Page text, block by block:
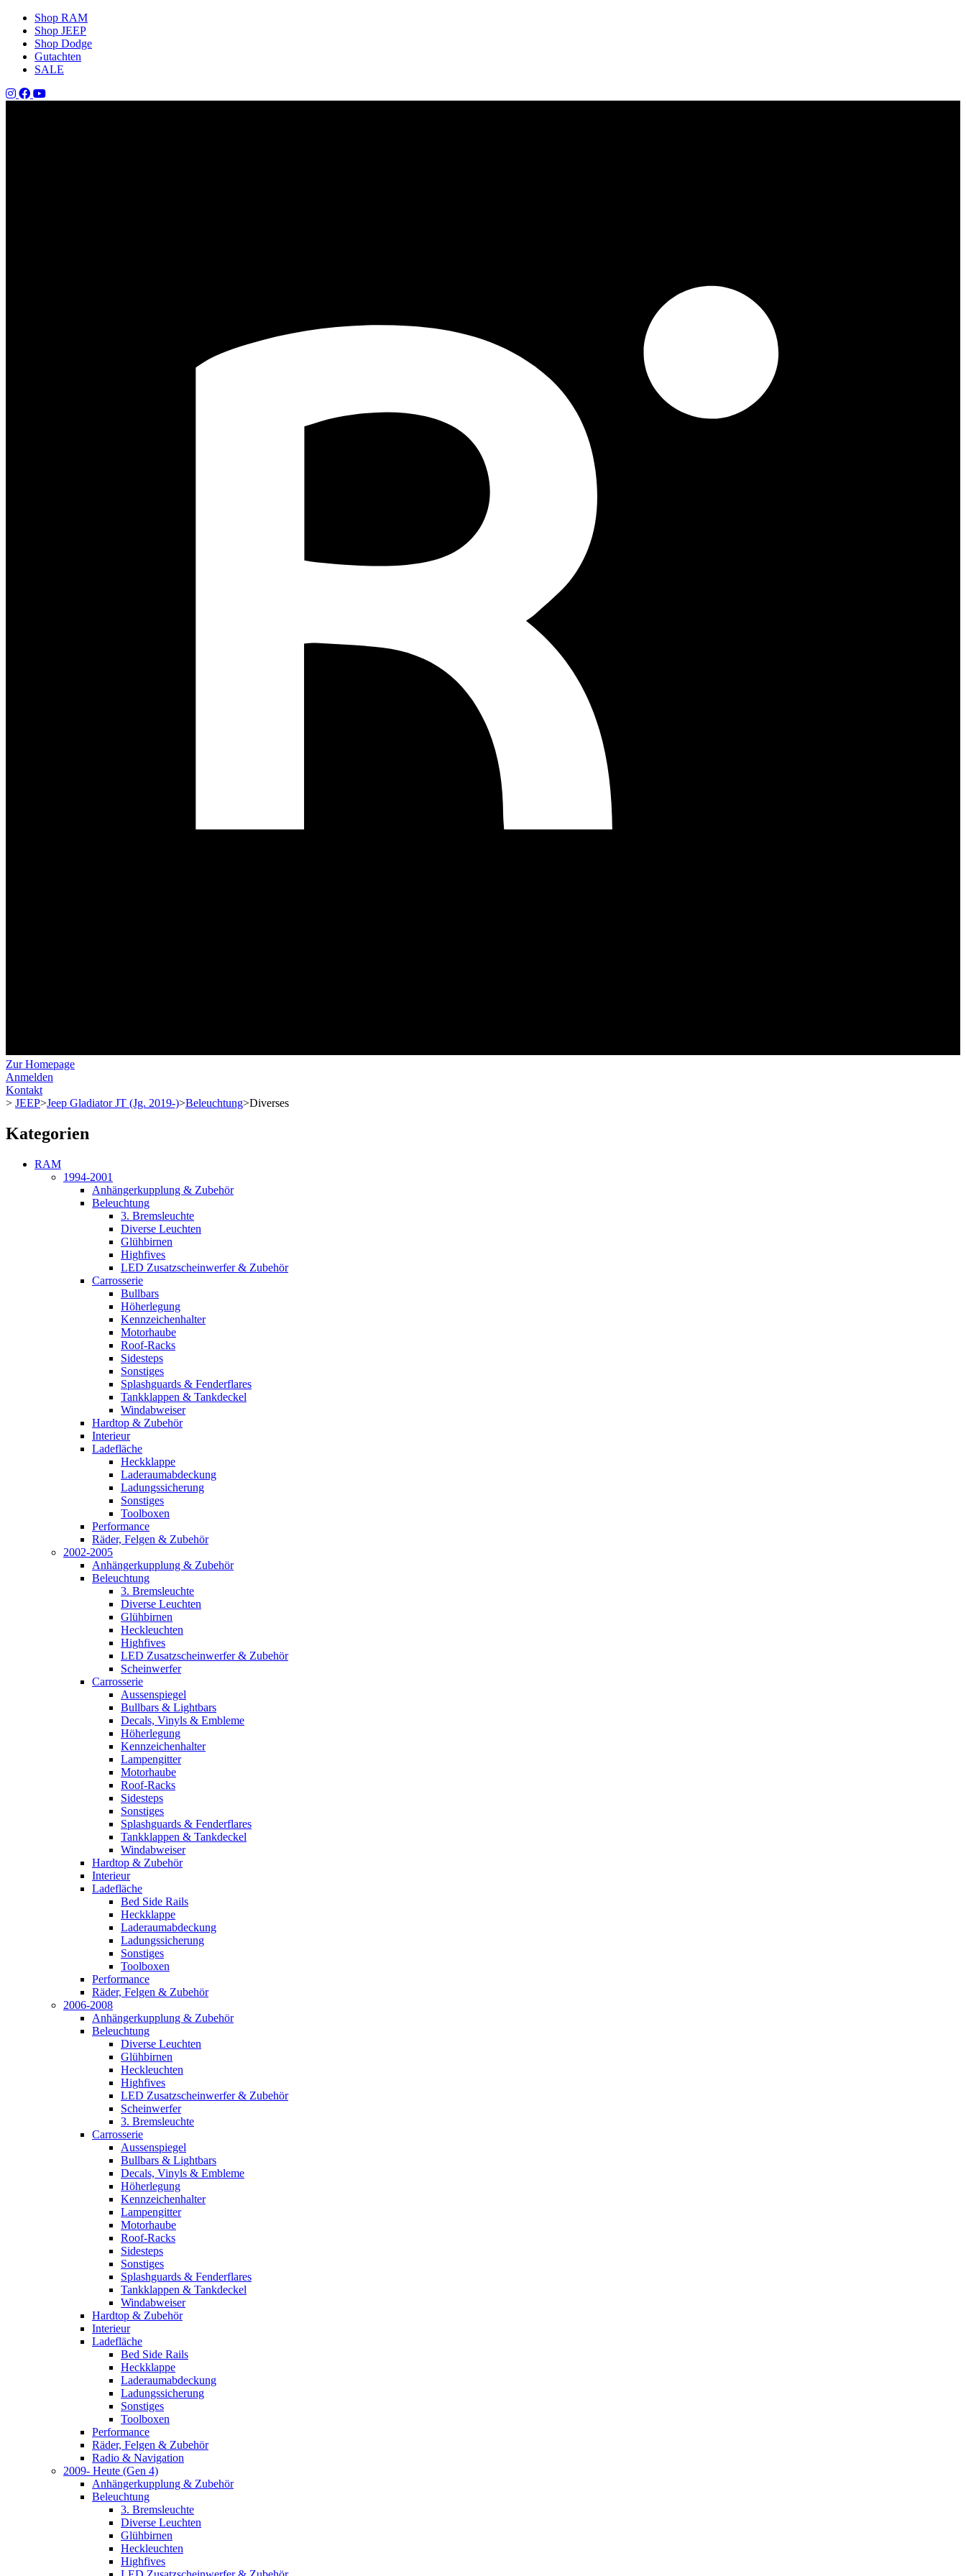
Shop RAM
Shop JEEP
Shop Dodge
Gutachten
SALE
Zur Homepage
Anmelden
Kontakt
> JEEP>Jeep Gladiator JT (Jg. 2019-)>Beleuchtung>Diverses
Kategorien
RAM
1994-2001
Anhängerkupplung & Zubehör
Beleuchtung
3. Bremsleuchte
Diverse Leuchten
Glühbirnen
Highfives
LED Zusatzscheinwerfer & Zubehör
Carrosserie
Bullbars
Höherlegung
Kennzeichenhalter
Motorhaube
Roof-Racks
Sidesteps
Sonstiges
Splashguards & Fenderflares
Tankklappen & Tankdeckel
Windabweiser
Hardtop & Zubehör
Interieur
Ladefläche
Heckklappe
Laderaumabdeckung
Ladungssicherung
Sonstiges
Toolboxen
Performance
Räder, Felgen & Zubehör
2002-2005
Anhängerkupplung & Zubehör
Beleuchtung
3. Bremsleuchte
Diverse Leuchten
Glühbirnen
Heckleuchten
Highfives
LED Zusatzscheinwerfer & Zubehör
Scheinwerfer
Carrosserie
Aussenspiegel
Bullbars & Lightbars
Decals, Vinyls & Embleme
Höherlegung
Kennzeichenhalter
Lampengitter
Motorhaube
Roof-Racks
Sidesteps
Sonstiges
Splashguards & Fenderflares
Tankklappen & Tankdeckel
Windabweiser
Hardtop & Zubehör
Interieur
Ladefläche
Bed Side Rails
Heckklappe
Laderaumabdeckung
Ladungssicherung
Sonstiges
Toolboxen
Performance
Räder, Felgen & Zubehör
2006-2008
Anhängerkupplung & Zubehör
Beleuchtung
Diverse Leuchten
Glühbirnen
Heckleuchten
Highfives
LED Zusatzscheinwerfer & Zubehör
Scheinwerfer
3. Bremsleuchte
Carrosserie
Aussenspiegel
Bullbars & Lightbars
Decals, Vinyls & Embleme
Höherlegung
Kennzeichenhalter
Lampengitter
Motorhaube
Roof-Racks
Sidesteps
Sonstiges
Splashguards & Fenderflares
Tankklappen & Tankdeckel
Windabweiser
Hardtop & Zubehör
Interieur
Ladefläche
Bed Side Rails
Heckklappe
Laderaumabdeckung
Ladungssicherung
Sonstiges
Toolboxen
Performance
Räder, Felgen & Zubehör
Radio & Navigation
2009- Heute (Gen 4)
Anhängerkupplung & Zubehör
Beleuchtung
3. Bremsleuchte
Diverse Leuchten
Glühbirnen
Heckleuchten
Highfives